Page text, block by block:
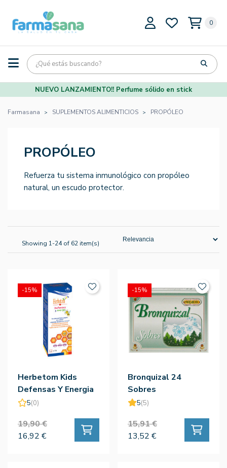
0
NUEVO LANZAMIENTO!! Perfume sólido en stick
Farmasana SUPLEMENTOS ALIMENTICIOS PROPÓLEO
PROPÓLEO
Refuerza tu sistema inmunológico con propóleo
natural, un escudo protector.
Showing 1-24 of 62 item(s)
Herbetom Kids
Defensas Y Energia
250ml
5(0)
19,90 €
16,92 €
-15%
Bronquizal 24
Sobres
5(5)
15,91 €
13,52 €
-15%